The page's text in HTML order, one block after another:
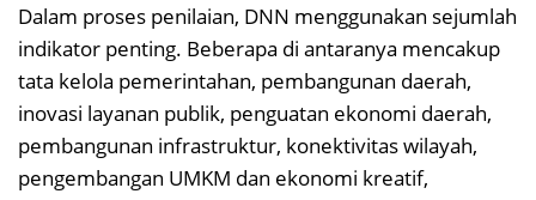
Dalam proses penilaian, DNN menggunakan sejumlah
indikator penting. Beberapa di antaranya mencakup
tata kelola pemerintahan, pembangunan daerah,
inovasi layanan publik, penguatan ekonomi daerah,
pembangunan infrastruktur, konektivitas wilayah,
pengembangan UMKM dan ekonomi kreatif,